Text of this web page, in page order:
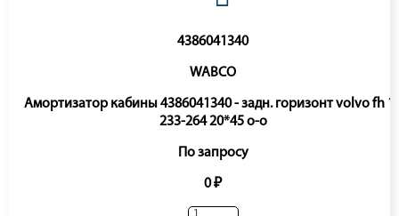
4386041340
WABCO
Амортизатор кабины 4386041340 - задн. горизонт volvo fh
233-264 20*45 o-o
По запросу
0 ₽